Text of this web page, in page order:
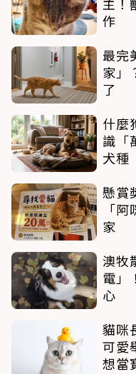
作
最完
家」
了
什麼
識「
犬種
懸賞
「
家
澳牧
電」
心
貓咪
可愛
想當